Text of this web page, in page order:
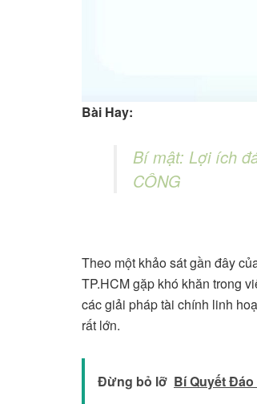
Bài Hay:
Bí mật: Lợi ích
CÔNG
Theo một khảo sát gần đây
TP.HCM gặp khó khăn trong
các giải pháp tài chính linh
rất lớn.
Đừng bỏ lỡ Bí Quyết